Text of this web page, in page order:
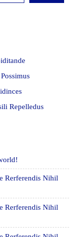
Repelledus
Rerferendis Nihil
Rerferendis Nihil